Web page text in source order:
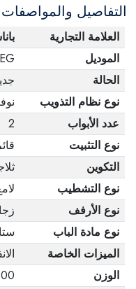
التفاصيل والمواصفات
العلامة التجارية
الموديل
الحالة
نوع نظام التذويب
عدد الأبواب
2
نوع التثبيت
التكوين
نوع التشطيب
نوع الأرفف
نوع مادة الباب
الميزات الخاصة
الوزن